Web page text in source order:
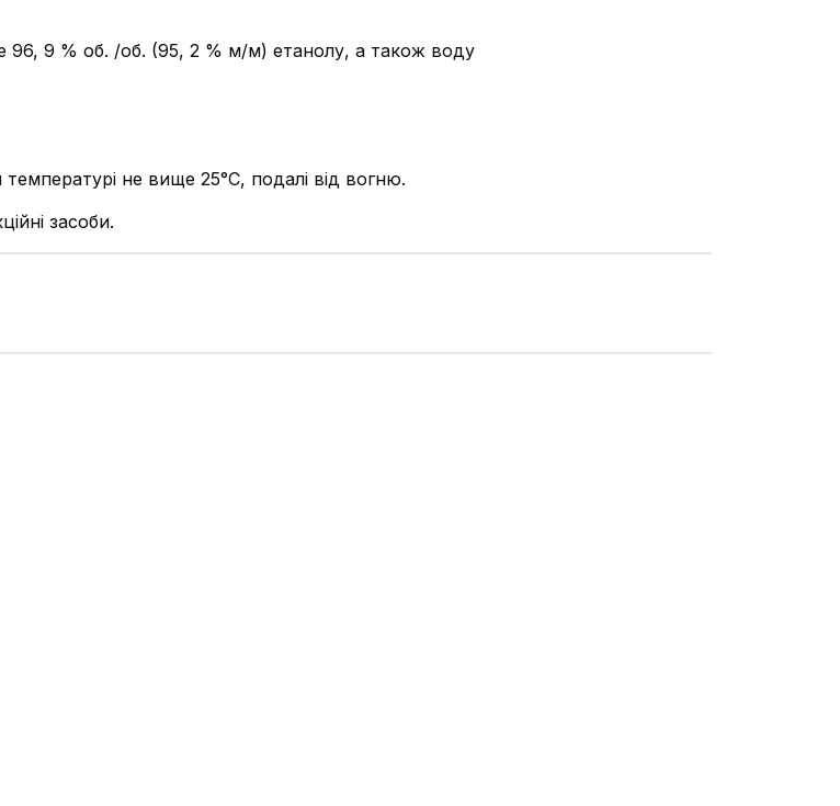
96, 9 % об. /об. (95, 2 % м/м) етанолу, а також воду
температурі не вище 25°С, подалі від вогню.
засоби.